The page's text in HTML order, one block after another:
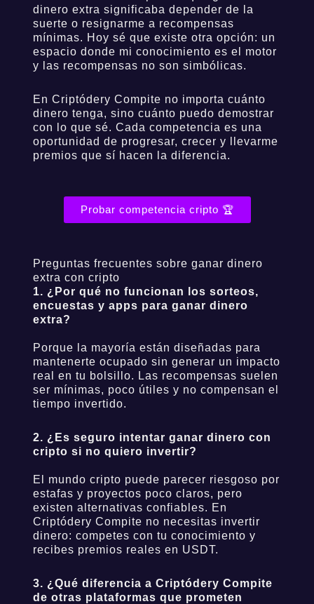
dinero extra significaba depender de la
suerte o resignarme a recompensas
mínimas. Hoy sé que existe otra opción: un
espacio donde mi conocimiento es el motor
y las recompensas no son simbólicas.
En Criptódery Compite no importa cuánto
dinero tenga, sino cuánto puedo demostrar
con lo que sé. Cada competencia es una
oportunidad de progresar, crecer y llevarme
premios que sí hacen la diferencia.
Probar competencia cripto 🏆
Preguntas frecuentes sobre ganar dinero
extra con cripto
1. ¿Por qué no funcionan los sorteos,
encuestas y apps para ganar dinero
extra?
Porque la mayoría están diseñadas para
mantenerte ocupado sin generar un impacto
real en tu bolsillo. Las recompensas suelen
ser mínimas, poco útiles y no compensan el
tiempo invertido.
2. ¿Es seguro intentar ganar dinero con
cripto si no quiero invertir?
El mundo cripto puede parecer riesgoso por
estafas y proyectos poco claros, pero
existen alternativas confiables. En
Criptódery Compite no necesitas invertir
dinero: competes con tu conocimiento y
recibes premios reales en USDT.
3. ¿Qué diferencia a Criptódery Compite
de otras plataformas que prometen